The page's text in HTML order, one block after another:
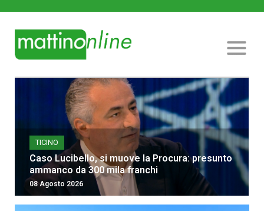
TICINO
Caso Lucibello, si muove la Procura: presunto
ammanco da 300 mila franchi
08 Agosto 2026